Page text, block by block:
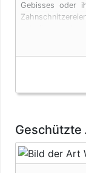
Gebisses oder
privaten
Erzeugnisse
transportiert
Geschützte